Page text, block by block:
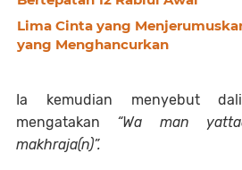
Lima Cinta yang
yang Menghancurkan
Ia kemudian menyebut
mengatakan “Wa man
makhraja(n)”.